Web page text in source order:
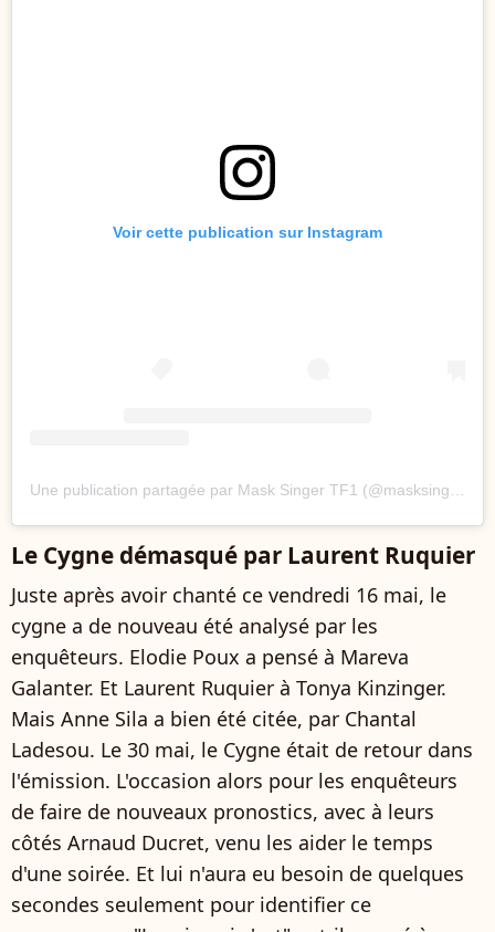
Voir cette publication sur Instagram
Le Cygne démasqué par Laurent Ruquier
Juste après avoir chanté ce vendredi 16 mai, le
cygne a de nouveau été analysé par les
enquêteurs. Elodie Poux a pensé à Mareva
Galanter. Et Laurent Ruquier à Tonya Kinzinger.
Mais Anne Sila a bien été citée, par Chantal
Ladesou. Le 30 mai, le Cygne était de retour dans
l'émission. L'occasion alors pour les enquêteurs
de faire de nouveaux pronostics, avec à leurs
côtés Arnaud Ducret, venu les aider le temps
d'une soirée. Et lui n'aura eu besoin de quelques
secondes seulement pour identifier ce